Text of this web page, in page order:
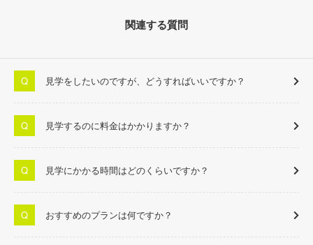
関連する質問
見学をしたいのですが、どうすればいいですか？
見学するのに料金はかかりますか？
見学にかかる時間はどのくらいですか？
おすすめのプランは何ですか？